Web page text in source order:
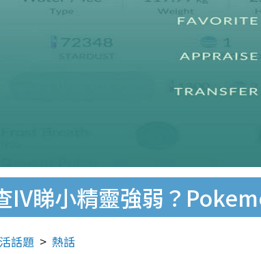
IV睇小精靈強弱？
話題 熱話